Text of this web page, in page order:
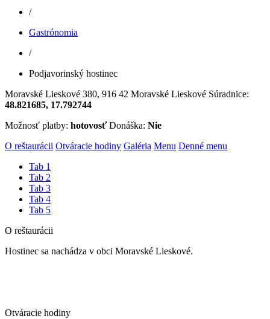
/
Gastrónomia
/
Podjavorinský hostinec
Moravské Lieskové 380, 916 42 Moravské Lieskové Súradnice:
48.821685, 17.792744
Možnosť platby: hotovosť Donáška: Nie
O reštaurácii Otváracie hodiny Galéria Menu Denné menu
Tab 1
Tab 2
Tab 3
Tab 4
Tab 5
O reštaurácii
Hostinec sa nachádza v obci Moravské Lieskové.
Otváracie hodiny